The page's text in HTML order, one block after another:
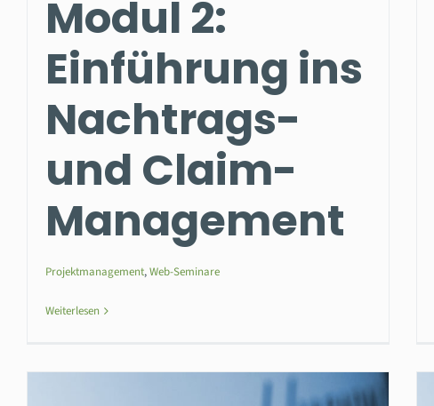
Modul 2:
Einführung ins
Nachtrags-
und Claim-
Management
Projektmanagement,Web-Seminare
Weiterlesen